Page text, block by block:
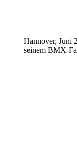
Hannover, Juni
seinem BMX-